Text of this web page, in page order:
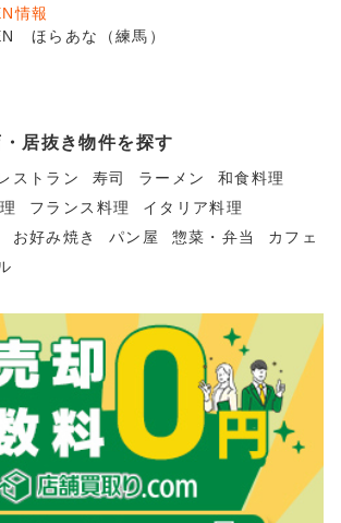
情報
ほらあな（練馬）
居抜き物件を探す
ストラン 寿司 ラーメン
和食料理
フランス料理
イタリア料理
お好み焼き パン屋 惣菜・弁当
カフェ